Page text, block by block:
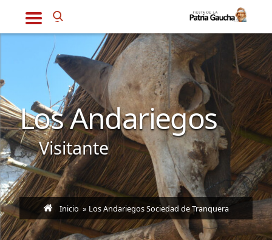
Los Andariegos
Visitante
Inicio » Los Andariegos Sociedad de Tranquera